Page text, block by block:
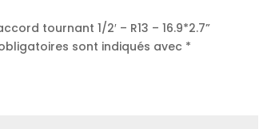
tournant 1/2′ – R13 – 16.9*2.7”
sont indiqués avec *